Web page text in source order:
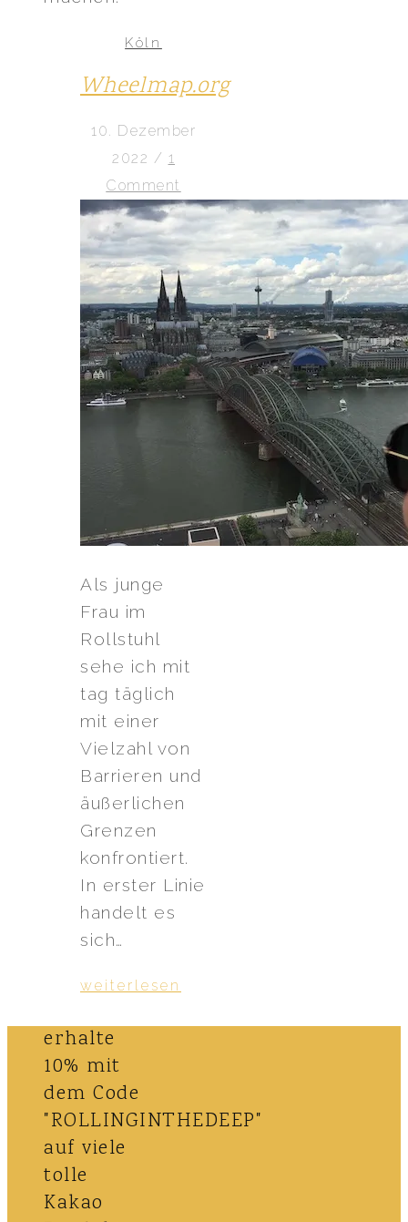
Köln
Wheelmap.org
10. Dezember
2022 / 1
Comment
Als junge
Frau im
Rollstuhl
sehe ich mit
tag täglich
mit einer
Vielzahl von
Barrieren und
äußerlichen
Grenzen
konfrontiert.
In erster Linie
handelt es
sich…
weiterlesen
erhalte
10% mit
dem Code
"ROLLINGINTHEDEEP"
auf viele
tolle
Kakao